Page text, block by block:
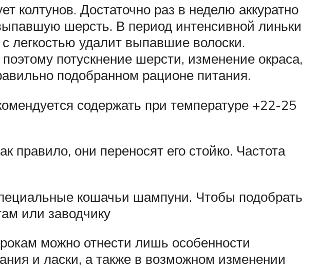
колтунов. Достаточно раз в неделю аккуратно
шерсть. В период интенсивной линьки
легкостью удалит выпавшие волоски.
потускнение шерсти, изменение окраса,
подобранном рационе питания.
содержать при температуре +22-25
правило, они переносят его стойко. Частота
кошачьи шампуни. Чтобы подобрать
или заводчику
можно отнести лишь особенности
и ласки, а также в возможном изменении